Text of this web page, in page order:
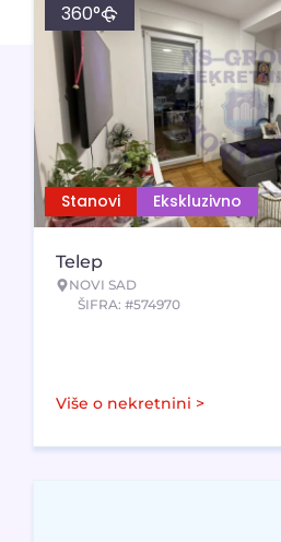
Stanovi Ekskluzivno
360°
Telep
NOVI SAD
ŠIFRA: #574970
Više o nekretnini >